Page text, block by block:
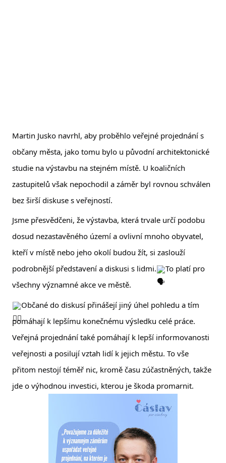
Martin Jusko navrhl, aby proběhlo veřejné projednání s
občany města, jako tomu bylo u původní architektonické
studie na výstavbu na stejném místě. U koaličních
zastupitelů však nepochodil a záměr byl rovnou schválen
bez širší diskuse s veřejností.
Jsme přesvědčeni, že výstavba, která trvale určí podobu
dosud nezastavěného území a ovlivní mnoho obyvatel,
kteří v místě nebo jeho okolí budou žít, si zaslouží
podrobnější představení a diskusi s lidmi.
To platí pro
všechny významné akce ve městě.
Občané do diskusí přinášejí jiný úhel pohledu a tím
pomáhají k lepšímu konečnému výsledku celé práce.
Veřejná projednání také pomáhají k lepší informovanosti
veřejnosti a posilují vztah lidí k jejich městu. To vše
přitom nestojí téměř nic, kromě času zúčastněných, takže
jde o výhodnou investici, kterou je škoda promarnit.